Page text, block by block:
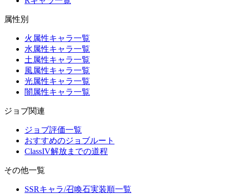
属性別
火属性キャラ一覧
水属性キャラ一覧
土属性キャラ一覧
風属性キャラ一覧
光属性キャラ一覧
闇属性キャラ一覧
ジョブ関連
ジョブ評価一覧
おすすめのジョブルート
ClassIV解放までの道程
その他一覧
SSRキャラ/召喚石実装順一覧